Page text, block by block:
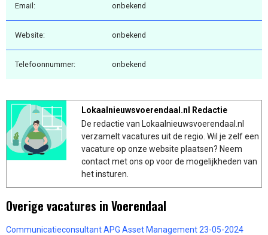
Email: onbekend
Website: onbekend
Telefoonnummer: onbekend
Lokaalnieuwsvoerendaal.nl Redactie
De redactie van Lokaalnieuwsvoerendaal.nl
verzamelt vacatures uit de regio. Wil je zelf een
vacature op onze website plaatsen? Neem
contact met ons op voor de mogelijkheden van
het insturen.
Overige vacatures in Voerendaal
Communicatieconsultant APG Asset Management 23-05-2024